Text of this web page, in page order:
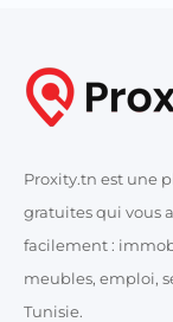
Proxity.tn est une
gratuites qui vous
facilement :
meubles, emploi,
Tunisie.